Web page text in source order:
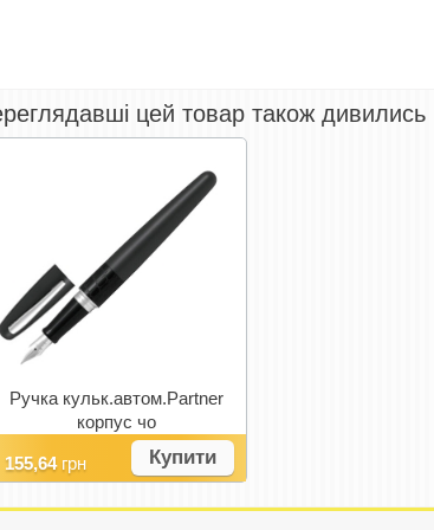
цей товар також дивились
Ручка кульк.автом.Partner
корпус чо
155,64 грн Купити